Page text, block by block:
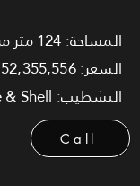
المساحة: 124 متر مربع
السعر: 52,355,556 جنيه مصري
التشطيب: Core & Shell
Call